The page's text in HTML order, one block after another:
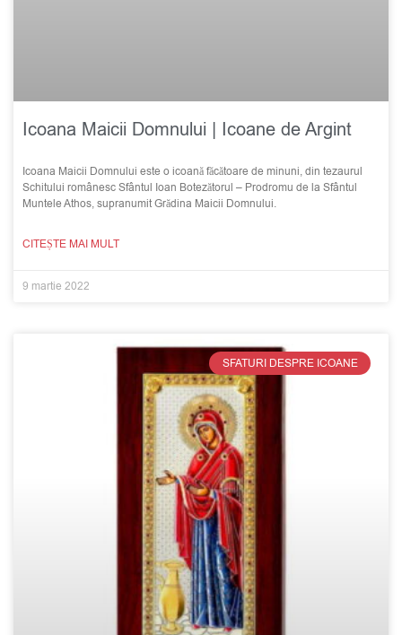
Icoana Maicii Domnului | Icoane de Argint
Icoana Maicii Domnului este o icoană făcătoare de minuni, din tezaurul
Schitului românesc Sfântul Ioan Botezătorul – Prodromu de la Sfântul
Muntele Athos, supranumit Grădina Maicii Domnului.
CITEȘTE MAI MULT
9 martie 2022
SFATURI DESPRE ICOANE